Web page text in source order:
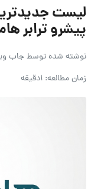
لیست
پیشرو ترابر هامون | ۷
نوشته شده توسطجاب
زمان مطالعه: 1دقیقه